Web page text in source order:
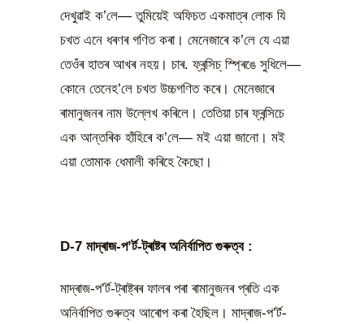
দেখুৱাই ক’লে— তুমিয়েই অফিচত একমাত্ৰ লোক যি
চখত এনে ধৰণৰ গণিত কৰা। মেনেজাৰে ক’লে যে এয়া
তেওঁৰ হাতৰ আখৰ নহয়। চাৰ. ফ্ৰন্সিচ্ স্প্ৰিঙে সুধিলে—
কোনে তেনেহ’লে চখত উচ্চগণিত কৰে। মেনেজাৰে
ৰামানুজনৰ নাম উল্লেখ কৰিলে। তেতিয়া চাৰ ফ্ৰন্সিচে
এক আন্তৰিক হাঁহিৰে ক’লে— মই এয়া জানো। মই
এয়া তোমাক ধেমালী কৰিহে কৈছো।
D-7 মাদ্ৰাজ-প’ৰ্ট-ট্ৰাষ্টৰ অনিৰ্বাপিত গুৰুত্ব :
মাদ্ৰাজ-প’ৰ্ট-ট্ৰাষ্ট্ৰৰ ফালৰ পৰা ৰামানুজনৰ প্ৰতি এক
অনিৰ্বাপিত গুৰুত্ব আৰোপ কৰা হৈছিল। মাদ্ৰাজ-প’ৰ্ট-